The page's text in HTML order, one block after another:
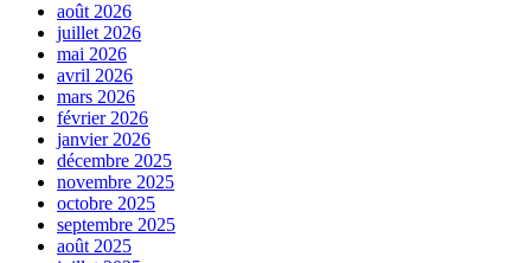
août 2026
juillet 2026
mai 2026
avril 2026
mars 2026
février 2026
janvier 2026
décembre 2025
novembre 2025
octobre 2025
septembre 2025
août 2025